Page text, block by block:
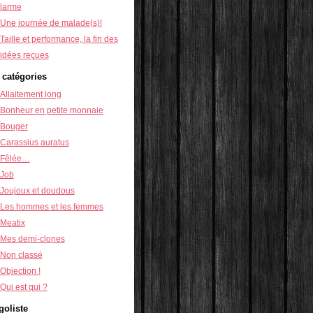
larme
Une journée de malade(s)!
Taille et performance, la fin des
idées reçues
catégories
Allaitement long
Bonheur en petite monnaie
Bouger
Carassius auratus
Fêlée…
Job
Joujoux et doudous
Les hommes et les femmes
Meatix
Mes demi-clones
Non classé
Objection !
Qui est qui ?